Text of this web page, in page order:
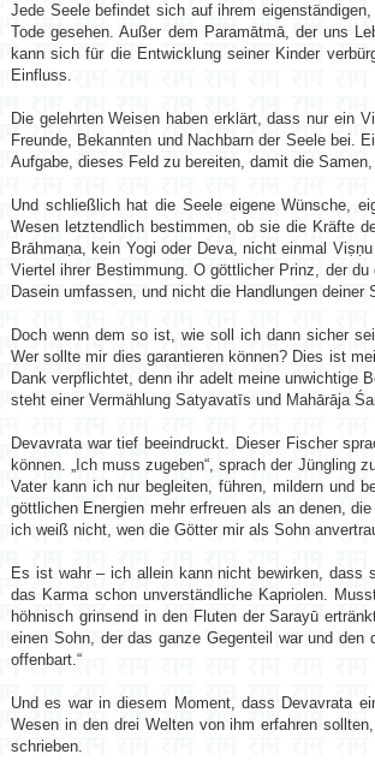
Jede Seele befindet sich auf ihrem
Tode gesehen. Außer dem Paramātmā, der uns
kann sich für die Entwicklung seiner Kinder
Einfluss.
Die gelehrten Weisen haben erklärt, dass nur ein
Freunde, Bekannten und Nachbarn der Seele bei.
Aufgabe, dieses Feld zu bereiten, damit die
Und schließlich hat die Seele eigene Wünsche,
Wesen letztendlich bestimmen, ob sie die Kräfte
Brāhmaṇa, kein Yogi oder Deva, nicht einmal
Viertel ihrer Bestimmung. O göttlicher Prinz, der
Dasein umfassen, und nicht die Handlungen deiner
Doch wenn dem so ist, wie soll ich dann sicher
Wer sollte mir dies garantieren können? Dies ist
Dank verpflichtet, denn ihr adelt meine unwichtige
steht einer Vermählung Satyavatīs und Mahārāja
Devavrata war tief beeindruckt. Dieser Fischer
können. „Ich muss zugeben“, sprach der Jüngling
Vater kann ich nur begleiten, führen, mildern und
göttlichen Energien mehr erfreuen als an denen,
ich weiß nicht, wen die Götter mir als Sohn
Es ist wahr – ich allein kann nicht bewirken, dass
das Karma schon unverständliche Kapriolen.
höhnisch grinsend in den Fluten der Sarayū
einen Sohn, der das ganze Gegenteil war und
offenbart.“
Und es war in diesem Moment, dass Devavrata
Wesen in den drei Welten von ihm erfahren
schrieben.